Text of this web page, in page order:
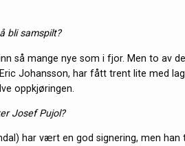
bli samspilt?
så mange nye som i fjor. Men to av
Johansson, har fått trent lite med
oppkjøringen.
Josef Pujol?
har vært en god signering, men han